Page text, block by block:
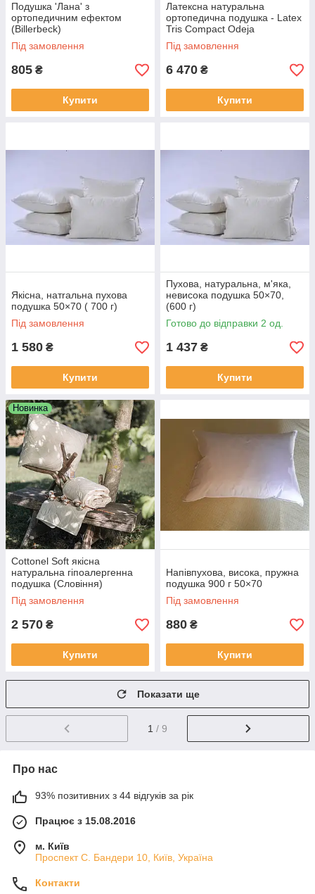
Подушка 'Лана' з
ортопедичним ефектом
(Billerbeck)
Під замовлення
805 ₴
Купити
Латексна натуральна
ортопедична подушка - Latex
Tris Compact Odeja
(Словенія)
Під замовлення
6 470 ₴
Купити
Якісна, натrальна пухова
подушка 50×70 ( 700 г)
Під замовлення
1 580 ₴
Купити
Пухова, натуральна, м'яка,
невисока подушка 50×70,
(600 г)
Готово до відправки 2 од.
1 437 ₴
Купити
Новинка
Cottonel Soft якісна
натуральна гіпоалергенна
подушка (Словіння)
Під замовлення
2 570 ₴
Купити
Напівпухова, висока, пружна
подушка 900 г 50×70
Під замовлення
880 ₴
Купити
Показати ще
1 / 9
Про нас
93% позитивних з 44 відгуків за рік
Працює з 15.08.2016
м. Київ
Проспект С. Бандери 10, Київ, Україна
Контакти